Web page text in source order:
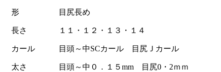
形 目尻長め
長さ １１・１２・１３・１４
カール 目頭～中SCカール 目尻Ｊカール
太さ 目頭～中０．１５mm 目尻0・2ｍｍ